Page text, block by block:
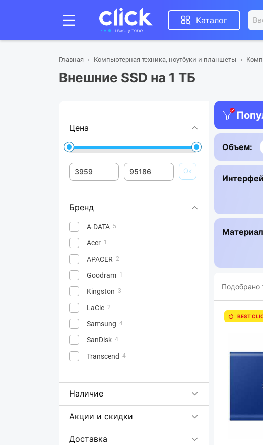
Каталог
Главная Компьютерная техника, ноутбуки и планшеты
Внешние SSD на 1 ТБ
Цена
Ок
Бренд
A-DATA 5
Acer 1
APACER 2
Goodram 1
Kingston 3
LaCie 2
Samsung 4
SanDisk 4
Transcend 4
Наличие
Акции и скидки
Доставка
Объем:
Подобрано
BEST